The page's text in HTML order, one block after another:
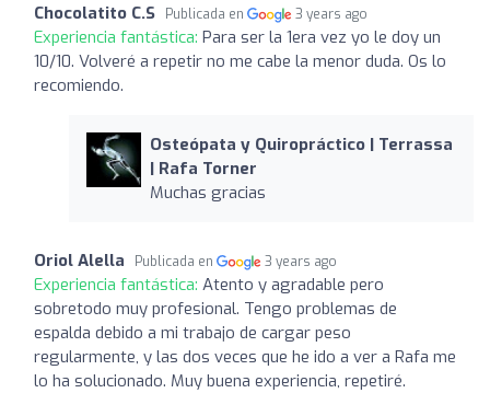
Chocolatito C.S Publicada en 3 years ago
Experiencia fantástica: Para ser la 1era vez yo le doy un
10/10. Volveré a repetir no me cabe la menor duda. Os lo
recomiendo.
Osteópata y Quiropráctico | Terrassa
| Rafa Torner
Muchas gracias
Oriol Alella Publicada en 3 years ago
Experiencia fantástica: Atento y agradable pero
sobretodo muy profesional. Tengo problemas de
espalda debido a mi trabajo de cargar peso
regularmente, y las dos veces que he ido a ver a Rafa me
lo ha solucionado. Muy buena experiencia, repetiré.